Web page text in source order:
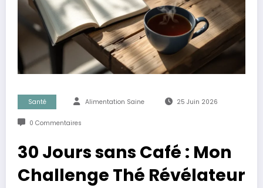
Santé Alimentation Saine 25 Juin 2026
0 Commentaires
30 Jours sans Café : Mon
Challenge Thé Révélateur